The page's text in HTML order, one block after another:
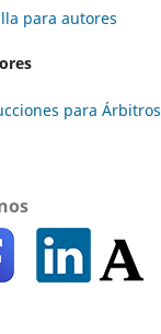
para autores
para Árbitros